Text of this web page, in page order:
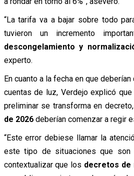
“La tarifa va a bajar sobre todo
tuvieron un incremento
descongelamiento y
experto.
En cuanto a la fecha en que
cuentas de luz, Verdejo explicó
preliminar se transforma en
de 2026deberían comenzar a regir
“Este error debiese llamar la
este tipo de situaciones que son
contextualizar que los decretos de